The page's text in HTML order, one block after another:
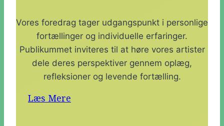
Vores foredrag tager udgangspunkt i personlige
fortællinger og individuelle erfaringer.
Publikummet inviteres til at høre vores artister
dele deres perspektiver gennem oplæg,
refleksioner og levende fortælling.
Læs Mere